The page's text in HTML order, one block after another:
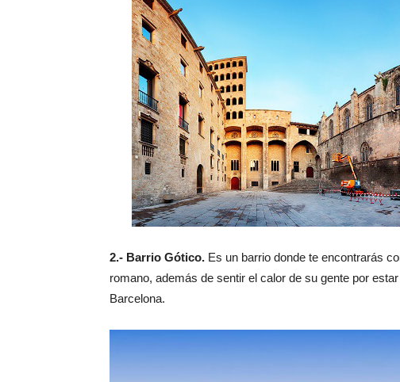
2.- Barrio Gótico. Es un barrio donde te encontrarás
romano, además de sentir el calor de su gente por
Barcelona.